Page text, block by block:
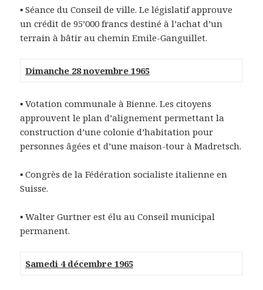
▪ Séance du Conseil de ville. Le législatif approuve
un crédit de 95’000 francs destiné à l’achat d’un
terrain à bâtir au chemin Emile-Ganguillet.
Dimanche 28 novembre 1965
▪ Votation communale à Bienne. Les citoyens
approuvent le plan d’alignement permettant la
construction d’une colonie d’habitation pour
personnes âgées et d’une maison-tour à Madretsch.
▪ Congrès de la Fédération socialiste italienne en
Suisse.
▪ Walter Gurtner est élu au Conseil municipal
permanent.
Samedi 4 décembre 1965